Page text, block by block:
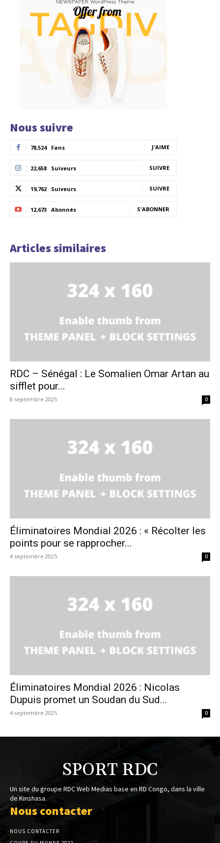
Nous suivre
78,524 Fans J'AIME
22,658 Suiveurs SUIVRE
19,762 Suiveurs SUIVRE
12,673 Abonnés S'ABONNER
Articles similaires
RDC – Sénégal : Le Somalien Omar Artan au
sifflet pour...
8 septembre 2025 0
Éliminatoires Mondial 2026 : « Récolter les
points pour se rapprocher...
4 septembre 2025 0
Éliminatoires Mondial 2026 : Nicolas
Dupuis promet un Soudan du Sud...
4 septembre 2025 0
SPORT RDC
Un site du groupe RDC Web Medias base en RD Congo, dans la ville
de Kinshasa.
Nous contacter
NOUS CONTACTER